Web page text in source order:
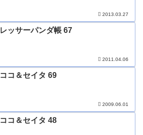
2013.03.27
レッサーパンダ帳 67
2011.04.06
ココ＆セイタ 69
2009.06.01
ココ＆セイタ 48